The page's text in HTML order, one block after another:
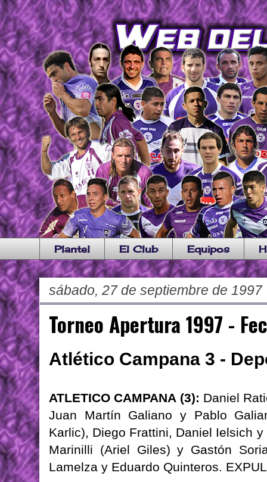
Plantel El Club Equipos
sábado, 27 de septiembre de 1997
Torneo Apertura 1997 -
Atlético Campana 3 -
ATLETICO CAMPANA (3): Daniel
Juan Martín Galiano y Pablo
Karlic), Diego Frattini, Daniel Ielsich
Marinilli (Ariel Giles) y Gastón
Lamelza y Eduardo Quinteros.